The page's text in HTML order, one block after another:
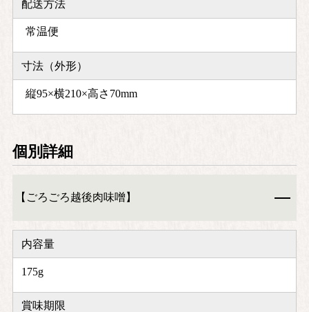
配送方法
常温便
寸法（外形）
縦95×横210×高さ70mm
個別詳細
【ごろごろ越後肉味噌】
内容量
175g
賞味期限